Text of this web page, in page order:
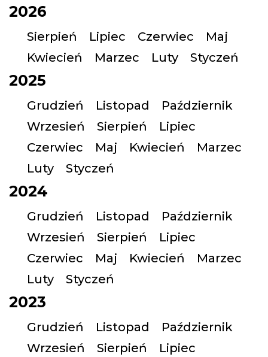
2026
Sierpień Lipiec Czerwiec
Maj
Kwiecień
Marzec Luty Styczeń
2025
Grudzień Listopad
Październik
Wrzesień
Sierpień
Lipiec
Czerwiec
Maj Kwiecień
Marzec
Luty
Styczeń
2024
Grudzień Listopad
Październik
Wrzesień
Sierpień
Lipiec
Czerwiec
Maj Kwiecień
Marzec
Luty
Styczeń
2023
Grudzień Listopad
Październik
Wrzesień
Sierpień Lipiec